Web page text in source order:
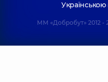
ММ «Добробут» 2012 -